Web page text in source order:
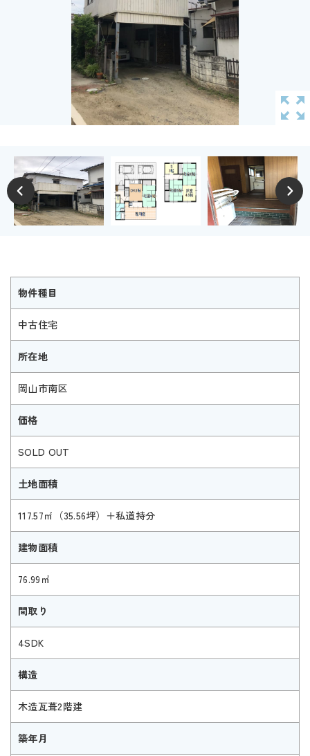
物件種目
中古住宅
所在地
岡山市南区
価格
SOLD OUT
土地面積
117.57㎡（35.56坪）＋私道持分
建物面積
76.99㎡
間取り
4SDK
構造
木造瓦葺2階建
築年月